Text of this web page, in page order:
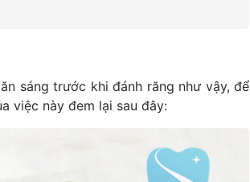
sáng trước khi đánh răng như vậy, để
việc này đem lại sau đây: